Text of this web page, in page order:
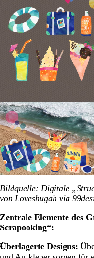
Bildquelle: Digitale
von Loveshugah via
Zentrale Elemente des
Scrapooking“:
Überlagerte Designs: